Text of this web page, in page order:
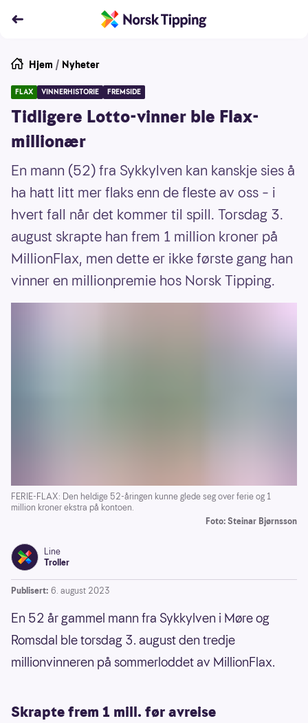
Hjem / Nyheter
FLAX VINNERHISTORIE FREMSIDE
Tidligere Lotto-vinner ble Flax-
millionær
En mann (52) fra Sykkylven kan kanskje sies å
ha hatt litt mer flaks enn de fleste av oss – i
hvert fall når det kommer til spill. Torsdag 3.
august skrapte han frem 1 million kroner på
MillionFlax, men dette er ikke første gang han
vinner en millionpremie hos Norsk Tipping.
FERIE-FLAX: Den heldige 52-åringen kunne glede seg over ferie og 1
million kroner ekstra på kontoen.
Foto: Steinar Bjørnsson
Line
Troller
Publisert: 6. august 2023
En 52 år gammel mann fra Sykkylven i Møre og
Romsdal ble torsdag 3. august den tredje
millionvinneren på sommerloddet av MillionFlax.
Skrapte frem 1 mill. før avreise